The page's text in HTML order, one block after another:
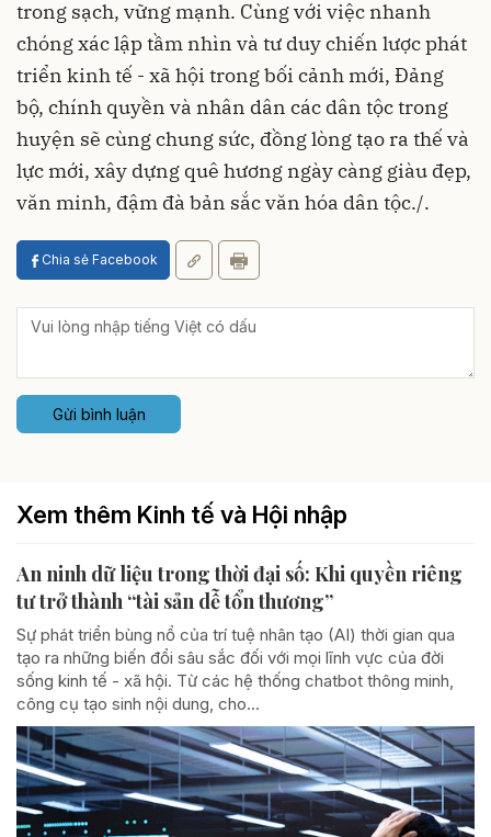
trong sạch, vững mạnh. Cùng với việc nhanh
chóng xác lập tầm nhìn và tư duy chiến lược phát
triển kinh tế - xã hội trong bối cảnh mới, Đảng
bộ, chính quyền và nhân dân các dân tộc trong
huyện sẽ cùng chung sức, đồng lòng tạo ra thế và
lực mới, xây dựng quê hương ngày càng giàu đẹp,
văn minh, đậm đà bản sắc văn hóa dân tộc./.
Chia sẻ Facebook
Gửi bình luận
Xem thêm Kinh tế và Hội nhập
An ninh dữ liệu trong thời đại số: Khi quyền riêng
tư trở thành “tài sản dễ tổn thương”
Sự phát triển bùng nổ của trí tuệ nhân tạo (AI) thời gian qua
tạo ra những biến đổi sâu sắc đối với mọi lĩnh vực của đời
sống kinh tế - xã hội. Từ các hệ thống chatbot thông minh,
công cụ tạo sinh nội dung, cho...